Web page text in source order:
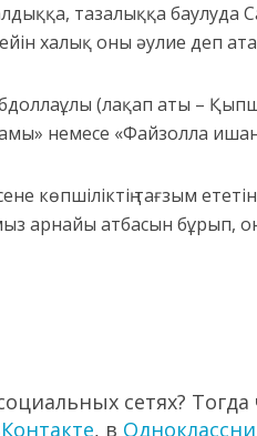
тазалыққа баулуда
халық оны әулие деп
(лақап аты –
немесе «Файзолла
көпшіліктің тағзым
арнайы атбасын бұрып,
сетях?
, в